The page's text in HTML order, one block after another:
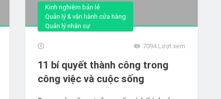
Kinh nghiệm bán lẻ
Quản lý & vận hành cửa hàng
Quản lý nhân sự
7094Lượt xem
11 bí quyết thành công trong
công việc và cuộc sống